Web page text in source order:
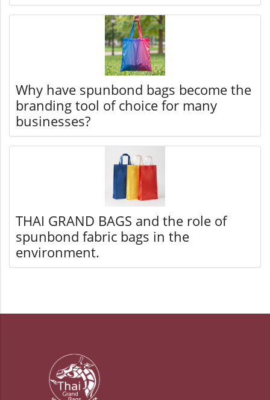
Why have spunbond bags become the
branding tool of choice for many
businesses?
THAI GRAND BAGS and the role of
spunbond fabric bags in the
environment.